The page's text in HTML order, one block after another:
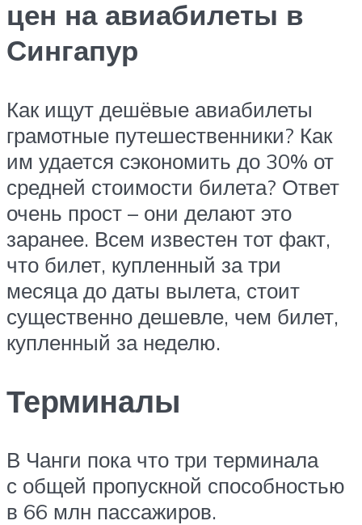
цен на авиабилеты в
Сингапур
Как ищут дешёвые авиабилеты
грамотные путешественники? Как
им удается сэкономить до 30% от
средней стоимости билета? Ответ
очень прост – они делают это
заранее. Всем известен тот факт,
что билет, купленный за три
месяца до даты вылета, стоит
существенно дешевле, чем билет,
купленный за неделю.
Терминалы
В Чанги пока что три терминала
с общей пропускной способностью
в 66 млн пассажиров.